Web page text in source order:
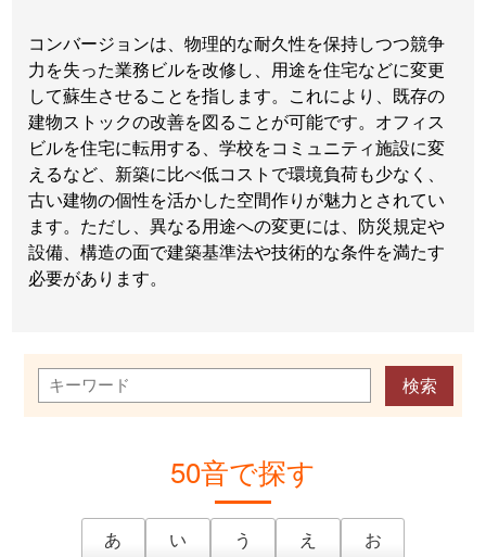
コンバージョンは、物理的な耐久性を保持しつつ競争
力を失った業務ビルを改修し、用途を住宅などに変更
して蘇生させることを指します。これにより、既存の
建物ストックの改善を図ることが可能です。オフィス
ビルを住宅に転用する、学校をコミュニティ施設に変
えるなど、新築に比べ低コストで環境負荷も少なく、
古い建物の個性を活かした空間作りが魅力とされてい
ます。ただし、異なる用途への変更には、防災規定や
設備、構造の面で建築基準法や技術的な条件を満たす
必要があります。
50音で探す
あ い う え
お